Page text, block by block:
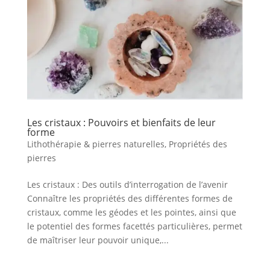
Les cristaux : Pouvoirs et bienfaits de leur
forme
Lithothérapie & pierres naturelles, Propriétés des
pierres
Les cristaux : Des outils d’interrogation de l’avenir
Connaître les propriétés des différentes formes de
cristaux, comme les géodes et les pointes, ainsi que
le potentiel des formes facettés particulières, permet
de maîtriser leur pouvoir unique,...